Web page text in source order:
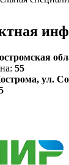
55
ул.